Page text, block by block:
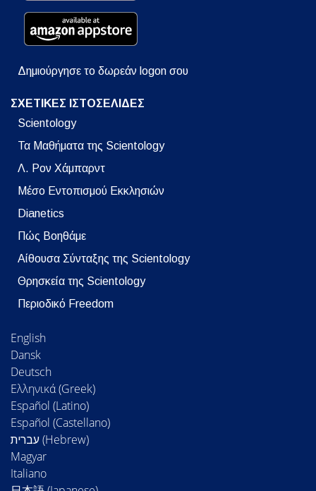
Δημιούργησε το δωρεάν logon σου
ΣΧΕΤΙΚΕΣ ΙΣΤΟΣΕΛΙΔΕΣ
Scientology
Τα Μαθήματα της Scientology
Λ. Ρον Χάμπαρντ
Μέσο Εντοπισμού Εκκλησιών
Dianetics
Πώς Βοηθάμε
Αίθουσα Σύνταξης της Scientology
Θρησκεία της Scientology
Περιοδικό Freedom
English
Dansk
Deutsch
Ελληνικά (Greek)
Español (Latino)
Español (Castellano)
Magyar
Italiano